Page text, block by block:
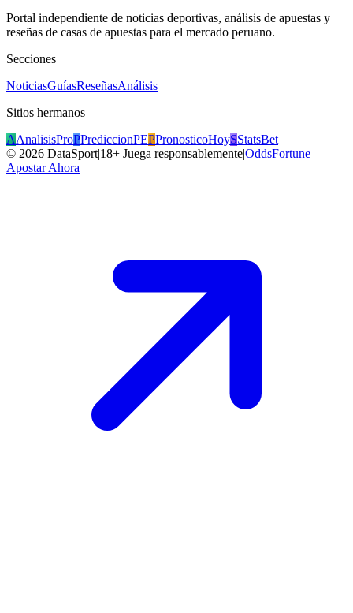
Portal independiente de noticias deportivas, análisis de apuestas y
reseñas de casas de apuestas para el mercado peruano.
Secciones
NoticiasGuíasReseñasAnálisis
Sitios hermanos
AAnalisisProPPrediccionPEPPronosticoHoySStatsBet
© 2026 DataSport|18+ Juega responsablemente|OddsFortune
Apostar Ahora